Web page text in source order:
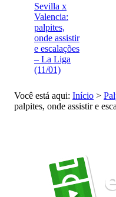
Sevilla x
Valencia:
palpites,
onde assistir
e escalações
– La Liga
(11/01)
Você está aqui: Início >
palpites, onde assistir e